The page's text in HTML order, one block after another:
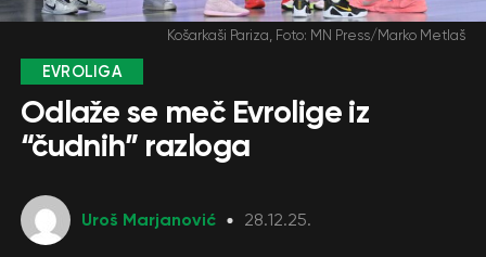
Košarkaši Pariza, Foto: MN Press/Marko Metlaš
EVROLIGA
Odlaže se meč Evrolige iz
“čudnih” razloga
Uroš Marjanović 28.12.25.